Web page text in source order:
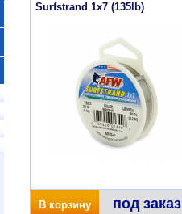
Surfstrand 1x7 (135lb)
В корзину под заказ